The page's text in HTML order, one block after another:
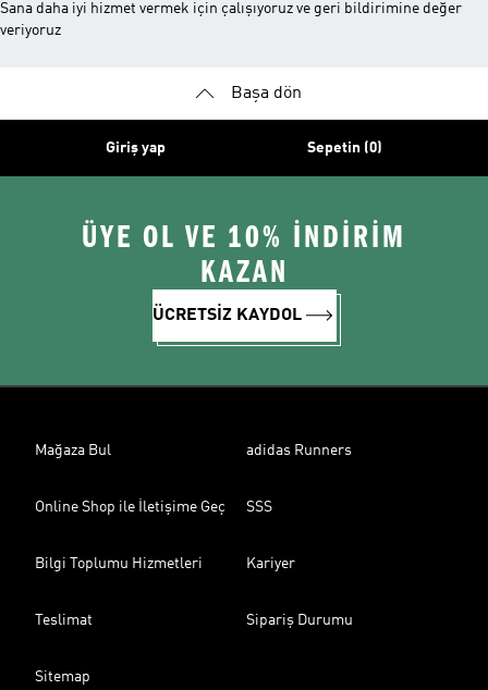
Sana daha iyi hizmet vermek için çalışıyoruz ve geri bildirimine değer
veriyoruz
Başa dön
Giriş yap Sepetin (0)
ÜYE OL VE 10% İNDİRİM
KAZAN
ÜCRETSİZ KAYDOL
Mağaza Bul adidas Runners
Online Shop ile İletişime Geç SSS
Bilgi Toplumu Hizmetleri Kariyer
Teslimat Sipariş Durumu
Sitemap